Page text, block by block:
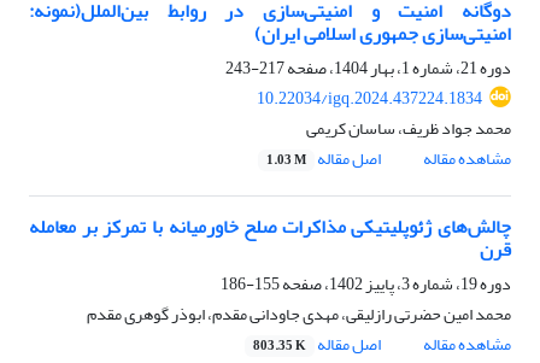
دوگانه امنیت و امنیتی‌سازی در روابط بین‌الملل(نمونه:
امنیتی‌سازی جمهوری اسلامی ایران)
دوره 21، شماره 1، بهار 1404، صفحه
217-243
10.22034/igq.2024.437224.1834
محمد جواد ظریف، ساسان کریمی
مشاهده مقاله
اصل مقاله 1.03 M
چالش‌های ژئوپلیتیکی مذاکرات صلح خاورمیانه با تمرکز بر معامله
قرن
دوره 19، شماره 3، پاییز 1402، صفحه
155-186
محمد امین حضرتی رازلیقی، مهدی جاودانی مقدم، ابوذر گوهری مقدم
مشاهده مقاله
اصل مقاله 803.35 K